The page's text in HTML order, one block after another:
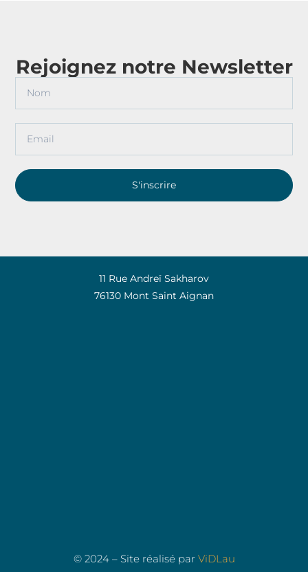
Rejoignez notre Newsletter
S'inscrire
11 Rue Andreï Sakharov
76130 Mont Saint Aignan
© 2024 – Site réalisé par ViDLau